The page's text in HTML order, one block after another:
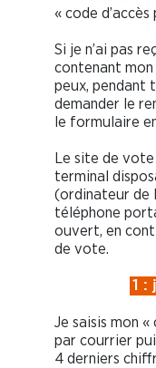
« code
Si je n’ai pas
contenant mon
peux, pendant
demander le
le formulaire
Le site de
terminal
(ordinateur de
téléphone
ouvert, en
de vote.
1 :
Je saisis mon «
par courrier
4 derniers